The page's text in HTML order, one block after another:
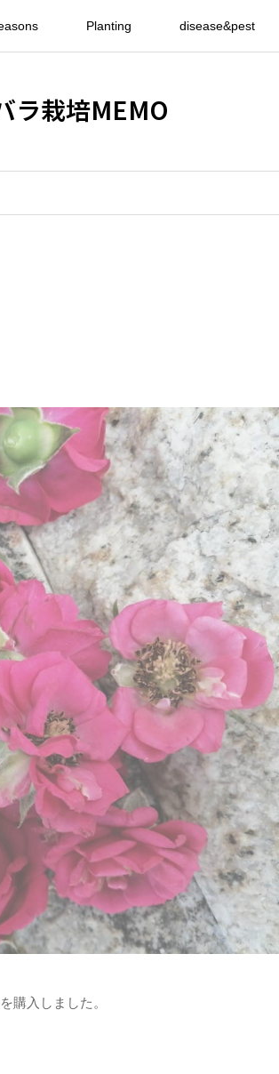
Planting disease&pest
ラ栽培MEMO
購入しました。